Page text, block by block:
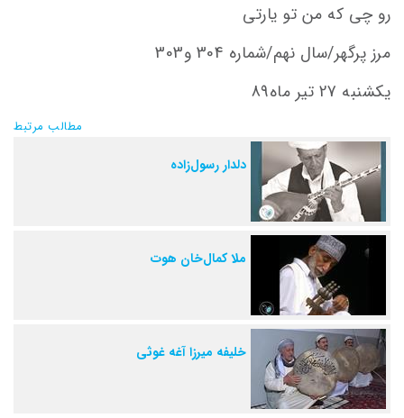
رو چی که من تو یارتی
مرز پرگهر/سال نهم/شماره 304 و303
یکشنبه 27 تیر ماه89
مطالب مرتبط
دلدار رسول‌زاده
ملا کمال‌خان هوت
خلیفه میرزا آغه غوثی